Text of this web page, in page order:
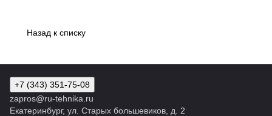
Назад к списку
+7 (343) 351-75-08
zapros@ru-tehnika.ru
Екатеринбург, ул. Старых большевиков, д. 2